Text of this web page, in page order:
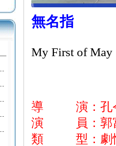
無名指
My First of May
導 演：孔
演 員：郭富
類 型：劇